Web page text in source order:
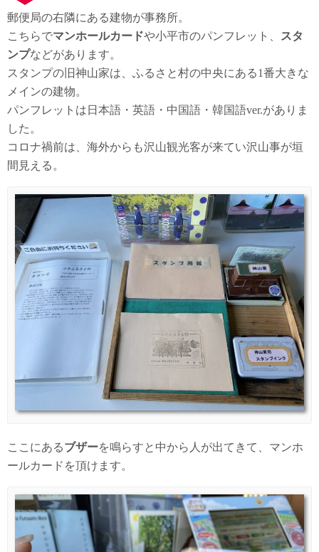
郵便局の右隣にある建物が事務所。
こちらでマンホールカードや小平市のパンフレット、
スタ
ンプなどがあります。
スタンプの旧神山家は、ふるさと村の中央にある1番大きな
メインの建物。
パンフレットは日本語・英語・中国語・韓国語ver.がありま
した。
コロナ禍前は、海外からも沢山観光客が来てい沢山事が垣
間見える。
ここにあるブザーを鳴らすと中から人が出てきて、マンホ
ールカードを頂けます。